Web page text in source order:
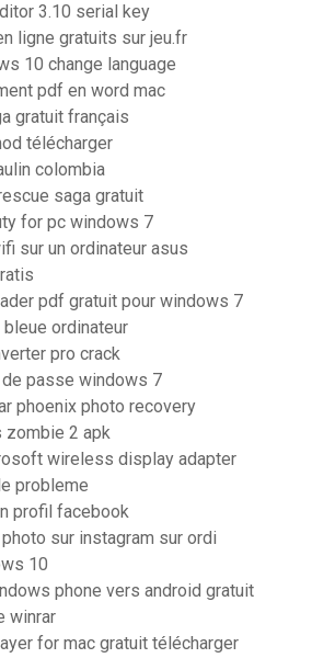
3.10 serial key
ligne gratuits sur jeu.fr
10 change language
pdf en word mac
gratuit français
télécharger
colombia
saga gratuit
for pc windows 7
sur un ordinateur asus
pdf gratuit pour windows 7
ordinateur
pro crack
de passe windows 7
phoenix photo recovery
zombie 2 apk
wireless display adapter
probleme
profil facebook
sur instagram sur ordi
10
phone vers android gratuit
winrar
for mac gratuit télécharger